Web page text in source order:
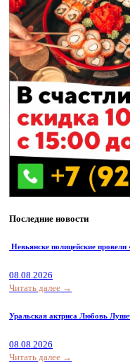
Последние новости
Невьянске полицейские
08.08.2026
Читать далее →
Уральская актриса Любовь
08.08.2026
Читать далее →